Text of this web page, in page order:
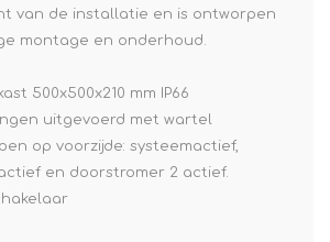
van de installatie en is ontworpen
montage en onderhoud.
500x500x210 mm IP66
uitgevoerd met wartel
op voorzijde: systeemactief,
en doorstromer 2 actief.